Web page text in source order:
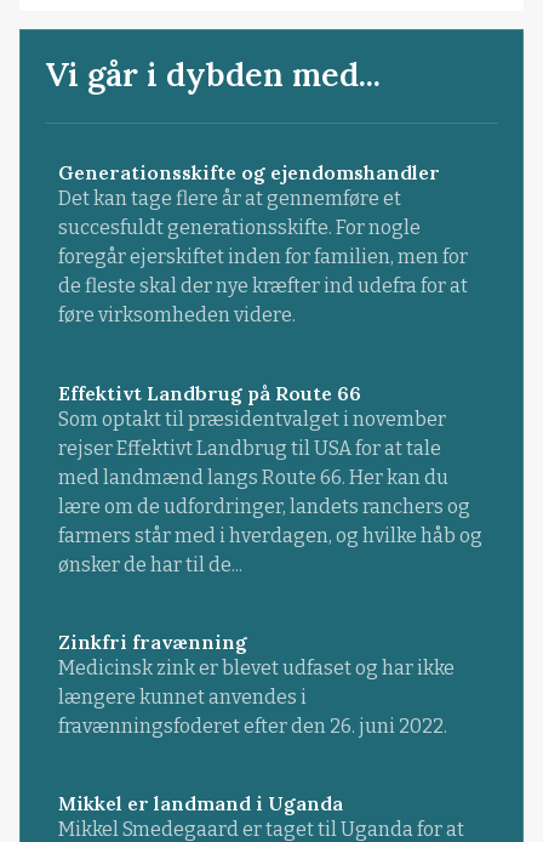
Vi går i dybden med...
Generationsskifte og ejendomshandler
Det kan tage flere år at gennemføre et
succesfuldt generationsskifte. For nogle
foregår ejerskiftet inden for familien, men for
de fleste skal der nye kræfter ind udefra for at
føre virksomheden videre.
Effektivt Landbrug på Route 66
Som optakt til præsidentvalget i november
rejser Effektivt Landbrug til USA for at tale
med landmænd langs Route 66. Her kan du
lære om de udfordringer, landets ranchers og
farmers står med i hverdagen, og hvilke håb og
ønsker de har til de...
Zinkfri fravænning
Medicinsk zink er blevet udfaset og har ikke
længere kunnet anvendes i
fravænningsfoderet efter den 26. juni 2022.
Mikkel er landmand i Uganda
Mikkel Smedegaard er taget til Uganda for at